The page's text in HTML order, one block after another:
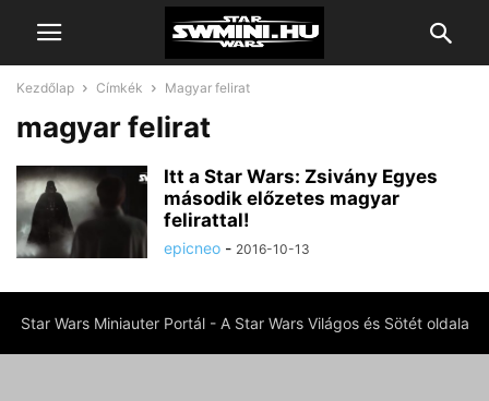
Kezdőlap Címkék Magyar felirat
magyar felirat
Itt a Star Wars: Zsivány Egyes
második előzetes magyar
felirattal!
epicneo - 2016-10-13
Star Wars Miniauter Portál - A Star Wars Világos és Sötét oldala